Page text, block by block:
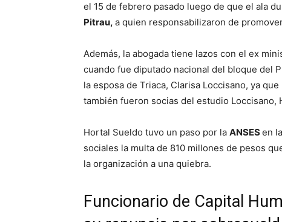
el 15 de febrero pasado luego de que el ala
Pitrau, a quien responsabilizaron de
Además, la abogada tiene lazos con el ex
cuando fue diputado nacional del bloque del
la esposa de Triaca, Clarisa Loccisano, ya
también fueron socias del estudio Loccisano,
Hortal Sueldo tuvo un paso por la ANSESen
sociales la multa de 810 millones de pesos
la organización a una quiebra.
Funcionario de Capital